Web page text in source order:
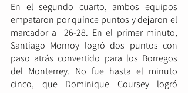
En el segundo cuarto, ambos equipos
empataron por quince puntos y dejaron el
marcador a  26-28. En el primer minuto,
Santiago Monroy logró dos puntos con
paso atrás convertido para los Borregos
del Monterrey. No fue hasta el minuto
cinco, que Dominique Coursey logró